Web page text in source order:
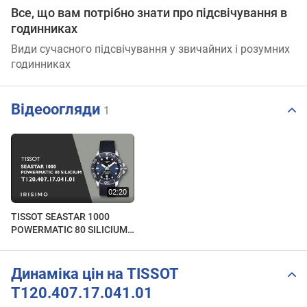
Все, що вам потрібно знати про підсвічування в
годинниках
Види сучасного підсвічування у звичайних і розумних
годинниках
Відеоогляди 1
TISSOT SEASTAR 1000
POWERMATIC 80 SILICIUM
Динаміка цін на TISSOT
T120.407.17.041.01